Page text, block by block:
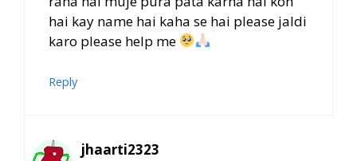
hai kay name hai kaha se hai please jaldi
karo please help me
Reply
jhaarti2323